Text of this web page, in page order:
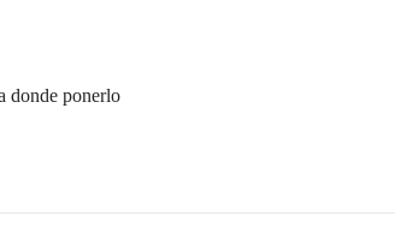
donde ponerlo